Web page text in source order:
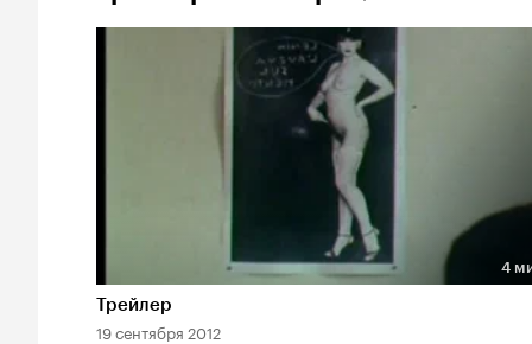
Длительность 4 мин
4
Трейлер
19 сентября 2012